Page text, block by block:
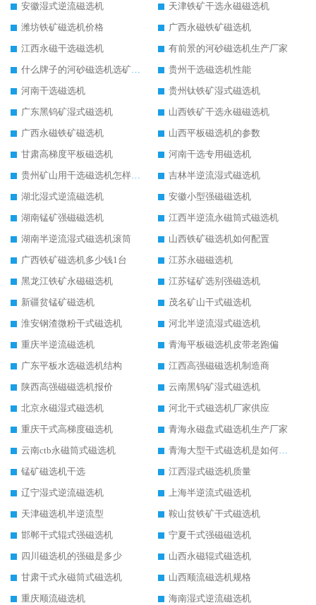
安徽湿式逆流磁选机
天津铁矿干选永磁磁选机
潍坊铁矿磁选机价格
广西永磁铁矿磁选机
江西永磁干选磁选机
有前景的河砂磁选机生产厂家
什么牌子的河砂磁选机选矿效果好
贵州干选磁选机性能
河南干选磁选机
贵州钛铁矿湿式磁选机
广东黑钨矿湿式磁选机
山西铁矿干选永磁磁选机
广西永磁铁矿磁选机
山西平板磁选机的参数
甘肃高梯度平板磁选机
河南干选专用磁选机
贵州矿山用干选磁选机怎样调磁
吉林半逆流湿式磁选机
湖北湿式逆流磁选机
安徽小型强磁磁选机
湖南锰矿强磁磁选机
江西半逆流永磁筒式磁选机
湖南半逆流湿式磁选机滚筒
山西铁矿磁选机如何配置
广西铁矿磁选机多少钱1台
江苏永磁磁选机
黑龙江铁矿永磁磁选机
江苏锰矿选别强磁选机
新疆贫锰矿磁选机
茂名矿山干式磁选机
淮安钢渣微粉干式磁选机
河北半逆流湿式磁选机
重庆半逆流磁选机
青海平板磁选机皮带老跑偏
广东平板水选磁选机结构
江西高强磁磁选机制造商
陕西高强磁磁选机报价
云南黑钨矿湿式磁选机
北京永磁湿式磁选机
河北干式磁选机厂家供应
重庆干式高梯度磁选机
青海永磁盘式磁选机生产厂家
云南ctb永磁筒式磁选机
青海大型干式磁选机是如何选矿的
锰矿磁选机干选
江西湿式磁选机质量
辽宁湿式逆流磁选机
上海半逆流式磁选机
天津磁选机半逆流型
鞍山贫铁矿干式磁选机
邯郸干式辊式强磁选机
宁夏干式强磁磁选机
四川磁选机的强磁是多少
山西永磁辊式磁选机
甘肃干式永磁筒式磁选机
山西顺流磁选机规格
重庆顺流磁选机
海南湿式逆流磁选机